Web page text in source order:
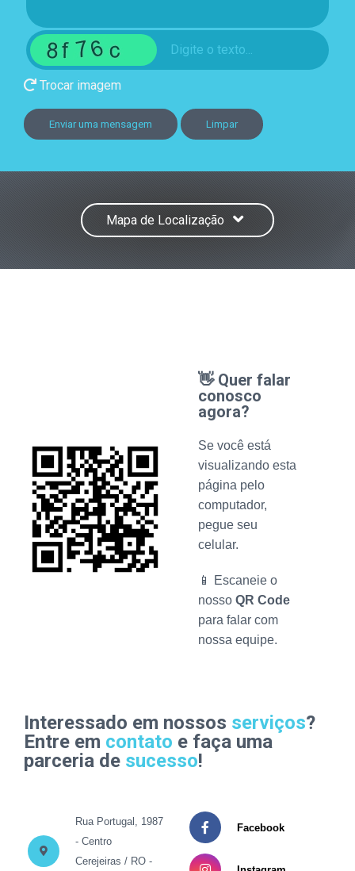
Trocar imagem
Enviar uma mensagem Limpar
Mapa de Localização
👋 Quer falar
conosco
agora?
Se você está
visualizando esta
página pelo
computador,
pegue seu
celular.
📱 Escaneie o
nosso QR Code
para falar com
nossa equipe.
Interessado em nossos serviços?
Entre em contato e faça uma
parceria de sucesso!
Rua Portugal, 1987
- Centro
Cerejeiras / RO -
Facebook